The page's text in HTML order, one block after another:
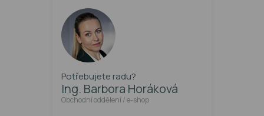
Potřebujete radu?
Ing. Barbora Horáková
Obchodní oddělení / e-shop